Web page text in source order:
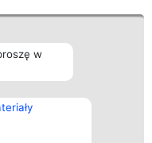
w
Kontakt
Kontakt